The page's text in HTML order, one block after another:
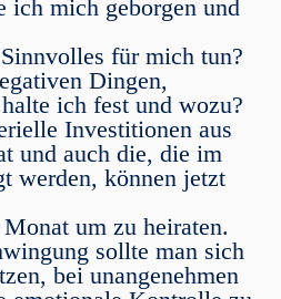
ich mich geborgen und
für mich tun?
Dingen,
ich fest und wozu?
Investitionen aus
und auch die, die im
werden, können jetzt
um zu heiraten.
sollte man sich
bei unangenehmen